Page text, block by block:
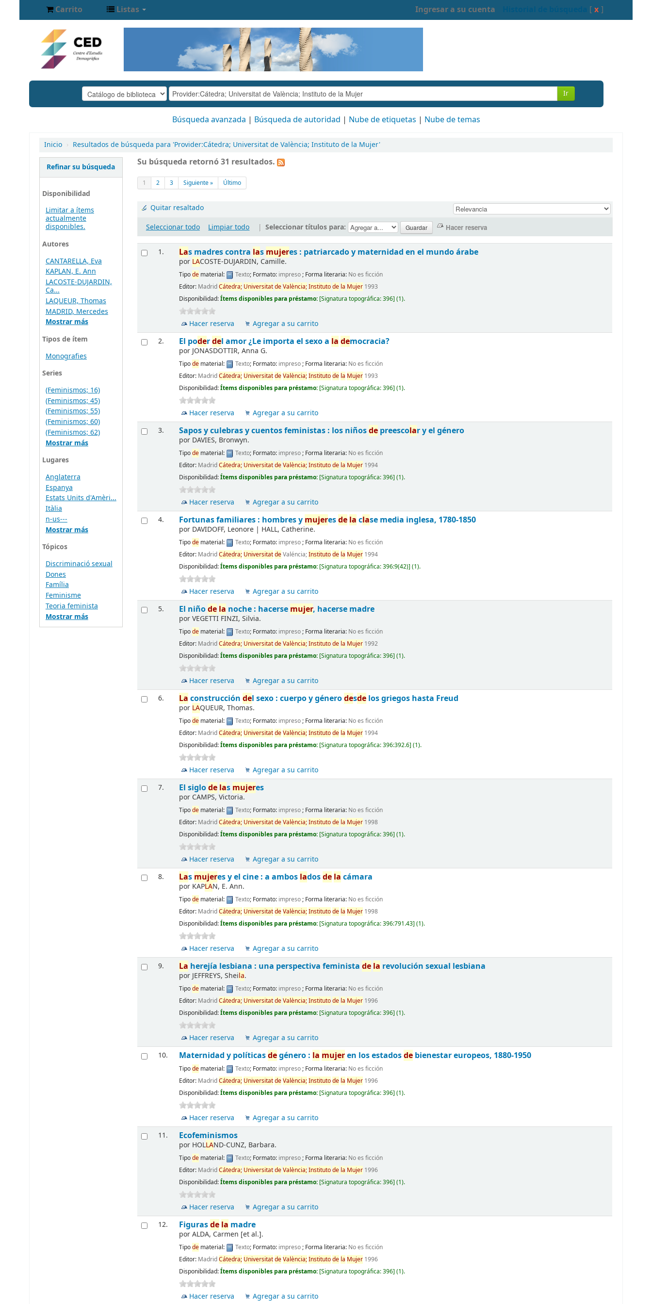
Carrito Listas Ingresar a su cuenta [ x ]
Ir
Búsqueda avanzada Búsqueda de autoridad Nube de etiquetas Nube de temas
Inicio › Resultados de búsqueda para 'Provider:Cátedra; Universitat de València; Instituto de la Mujer'
Refinar su búsqueda
Disponibilidad
Limitar a ítems
actualmente
disponibles.
Autores
CANTARELLA, Eva
KAPLAN, E. Ann
LACOSTE-DUJARDIN,
Ca...
LAQUEUR, Thomas
MADRID, Mercedes
Mostrar más
Tipos de ítem
Monografies
Series
(Feminismos; 16)
(Feminismos; 45)
(Feminismos; 55)
(Feminismos; 60)
(Feminismos; 62)
Mostrar más
Lugares
Anglaterra
Espanya
Estats Units d'Amèri...
Itàlia
n-us---
Mostrar más
Tópicos
Discriminació sexual
Dones
Família
Feminisme
Teoria feminista
Mostrar más
Su búsqueda retornó 31 resultados.
1 2 3 Siguiente » Último
Quitar resaltado
Seleccionar todo
Limpiar todo | Seleccionar títulos para:
1. Las madres contra las mujeres : patriarcado y maternidad en el mundo árabe
por LACOSTE-DUJARDIN, Camille.
Tipode material: Texto; Formato: impreso; Forma literaria: No es ficción
Editor: MadridCátedra; UniversitatdeValència;Institutode la Mujer 1993
Disponibilidad:Ítems disponibles para préstamo: [Signatura topográfica:396](1).
Hacer reserva
Agregar a su carrito
2.
El poderdel amor ¿Le importa el sexo a la democracia?
por JONASDOTTIR, Anna G.
Tipode material: Texto; Formato: impreso; Forma literaria: No es ficción
Editor: MadridCátedra; UniversitatdeValència;Institutode la Mujer 1993
Disponibilidad:Ítems disponibles para préstamo: [Signatura topográfica:396](1).
Hacer reserva
Agregar a su carrito
3.
Sapos y culebras y cuentos feministas : los niñosde preescolar y el género
por DAVIES, Bronwyn.
Tipode material: Texto; Formato: impreso; Forma literaria: No es ficción
Editor: MadridCátedra; UniversitatdeValència;Institutode la Mujer 1994
Disponibilidad:Ítems disponibles para préstamo: [Signatura topográfica:396](1).
Hacer reserva
Agregar a su carrito
4.
Fortunas familiares : hombres y mujeresde la clase media inglesa, 1780-1850
por DAVIDOFF, Leonore | HALL, Catherine.
Tipode material: Texto; Formato: impreso; Forma literaria: No es ficción
Editor: MadridCátedra; UniversitatdeValéncia;Institutode la Mujer 1994
Disponibilidad:Ítems disponibles para préstamo: [Signatura topográfica:396:9(42)](1).
Hacer reserva
Agregar a su carrito
5.
El niñode la noche : hacerse mujer, hacerse madre
porVEGETTI FINZI, Silvia.
Tipode material: Texto; Formato: impreso; Forma literaria: No es ficción
Editor: MadridCátedra; UniversitatdeValència;Institutode la Mujer 1992
Disponibilidad:Ítems disponibles para préstamo: [Signatura topográfica:396](1).
Hacer reserva
Agregar a su carrito
6.
La construccióndel sexo : cuerpo y génerodesde los griegos hasta Freud
por LAQUEUR, Thomas.
Tipode material: Texto; Formato: impreso; Forma literaria: No es ficción
Editor: MadridCátedra; UniversitatdeValència;Institutode la Mujer 1994
Disponibilidad:Ítems disponibles para préstamo: [Signatura topográfica:396:392.6](1).
Hacer reserva
Agregar a su carrito
7.
El siglode las mujeres
por CAMPS, Victoria.
Tipode material: Texto; Formato: impreso; Forma literaria: No es ficción
Editor: MadridCátedra; UniversitatdeValència;Institutode la Mujer 1998
Disponibilidad:Ítems disponibles para préstamo: [Signatura topográfica:396](1).
Hacer reserva
Agregar a su carrito
8.
Las mujeres y el cine : a ambos ladosde la cámara
por KAPLAN, E. Ann.
Tipode material: Texto; Formato: impreso; Forma literaria: No es ficción
Editor: MadridCátedra; UniversitatdeValència;Institutode la Mujer 1998
Disponibilidad:Ítems disponibles para préstamo: [Signatura topográfica:396:791.43](1).
Hacer reserva
Agregar a su carrito
9.
La herejía lesbiana : una perspectiva feministade la revolución sexual lesbiana
por JEFFREYS, Sheila.
Tipode material: Texto; Formato: impreso; Forma literaria: No es ficción
Editor: MadridCátedra; UniversitatdeValència;Institutode la Mujer 1996
Disponibilidad:Ítems disponibles para préstamo: [Signatura topográfica:396](1).
Hacer reserva
Agregar a su carrito
10.
Maternidad y políticasdegénero : la mujeren los estadosde bienestar europeos, 1880-1950
Tipode material: Texto; Formato: impreso; Forma literaria: No es ficción
Editor: MadridCátedra; UniversitatdeValència;Institutode la Mujer 1996
Disponibilidad:Ítems disponibles para préstamo: [Signatura topográfica:396](1).
Hacer reserva
Agregar a su carrito
11.
Ecofeminismos
por HOLLAND-CUNZ, Barbara.
Tipode material: Texto; Formato: impreso; Forma literaria: No es ficción
Editor: MadridCátedra; UniversitatdeValència;Institutode la Mujer 1996
Disponibilidad:Ítems disponibles para préstamo: [Signatura topográfica:396](1).
Hacer reserva
Agregar a su carrito
12.
Figurasde la madre
porALDA, Carmen [et al.].
Tipode material: Texto; Formato: impreso; Forma literaria: No es ficción
Editor: MadridCátedra; UniversitatdeValència;Institutode la Mujer 1996
Disponibilidad:Ítems disponibles para préstamo: [Signatura topográfica:396](1).
Hacer reserva Agregar a su carrito